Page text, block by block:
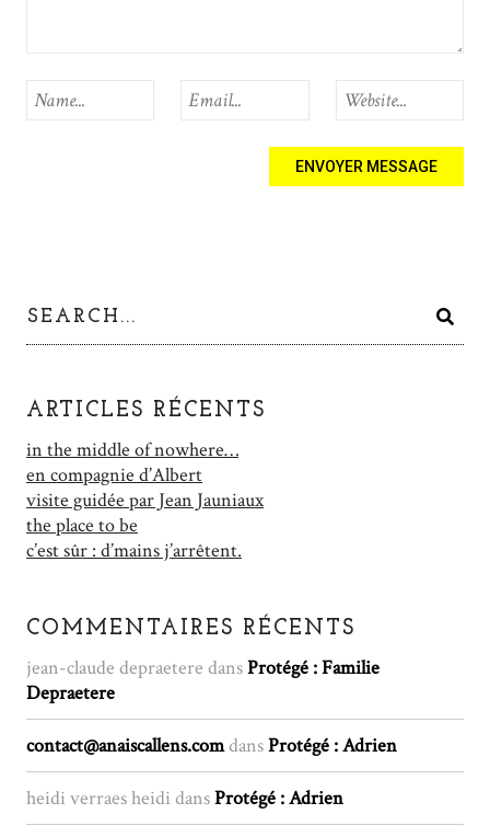
ARTICLES RÉCENTS
in the middle of nowhere…
en compagnie d’Albert
visite guidée par Jean Jauniaux
the place to be
c’est sûr : d’mains j’arrêtent.
COMMENTAIRES RÉCENTS
jean-claude depraetere dansProtégé : Familie
Depraetere
contact@anaiscallens.comdansProtégé : Adrien
heidi verraes heidi dansProtégé : Adrien